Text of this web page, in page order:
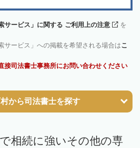
サービス」に関する ご利用上の注意
を
サービス」への掲載を希望される場合はこ
接司法書士事務所にお問い合わせください
から司法書士を探す
相続に強いその他の専